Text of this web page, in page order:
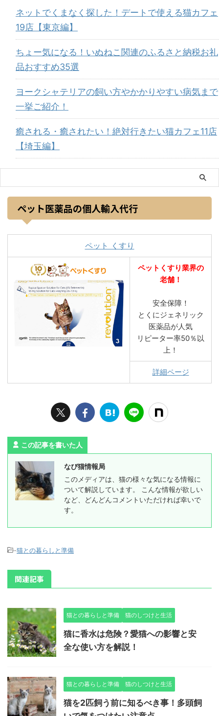
ネットでくまなく探した！デートで使える猫カフェ
19店【東京編】
ちょー気になる！いぬねこ関連のふるさと納税お礼
品おすすめ35選
ヨークシャテリアの飼い方やかかりやすい病気まで
一挙ご紹介！
癒される・癒されたい！絶対行きたい猫カフェ11店
【埼玉編】
ペット医薬品の個人輸入代行
ペット くすり
ペットくすり業界の
老舗！
安全保障！
とくにジェネリック
医薬品が人気
リピーター率50％以
上！
詳細ページ
この記事を書いた人
なび猫情報局
このメディアは、猫の様々な気になる情報に
ついて解説しています。 こんな情報が欲しい
など、どんどんコメントいただければ幸いで
す。
-猫との暮らしと準備
関連記事
猫との暮らしと準備 猫のしつけと生活
猫に香水は危険？愛猫への影響と安
全な使い方を解説！
猫との暮らしと準備 猫のしつけと生活
猫を2匹飼う前に知るべき事！多頭飼